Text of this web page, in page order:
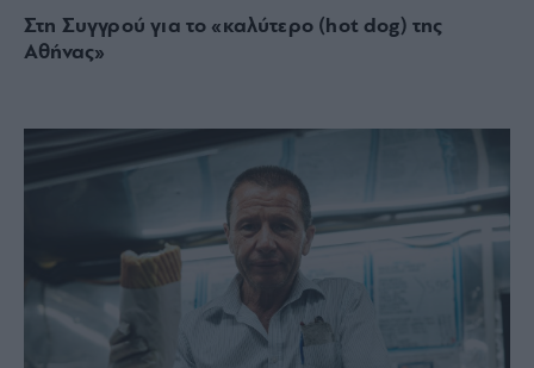
Στη Συγγρού για το «καλύτερο (hot dog) της
Αθήνας»